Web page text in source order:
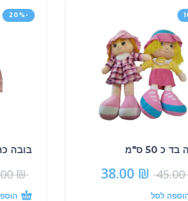
כ 50 ס"מ
45.00
38.00 ₪
לסל
-20%
בובה כהה
₪